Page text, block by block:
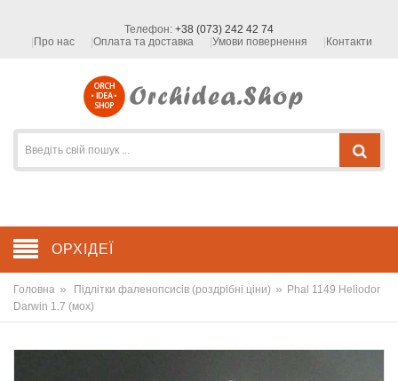
Телефон: +38 (073) 242 42 74
Про нас
Оплата та доставка Умови повернення Контакти
ОРХІДЕЇ
Головна » Підлітки фаленопсисів (роздрібні ціни) » Phal 1149 Heliodor
Darwin 1.7 (мох)